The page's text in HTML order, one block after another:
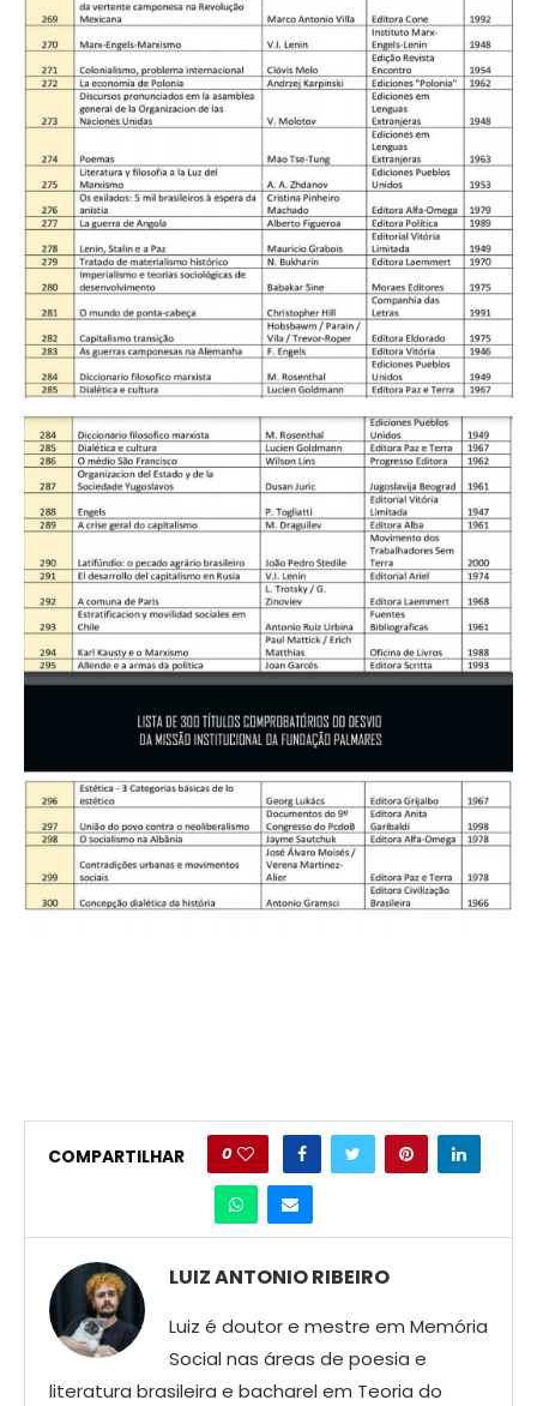
COMPARTILHAR 0
LUIZ ANTONIO RIBEIRO
Luiz é doutor e mestre em Memória
Social nas áreas de poesia e
literatura brasileira e bacharel em Teoria do